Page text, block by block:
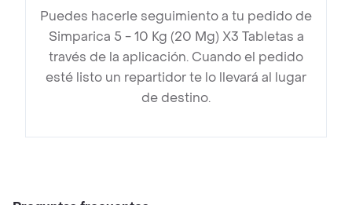
Puedes hacerle seguimiento a tu pedido de
Simparica 5 - 10 Kg (20 Mg) X3 Tabletas a
través de la aplicación. Cuando el pedido
esté listo un repartidor te lo llevará al lugar
de destino.